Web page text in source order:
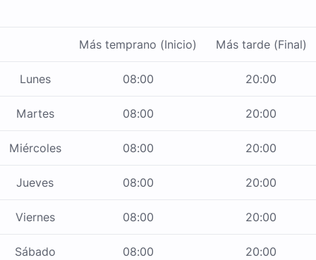
Más temprano (Inicio) Más tarde (Final)
Lunes 08:00 20:00
Martes 08:00 20:00
Miércoles 08:00 20:00
Jueves 08:00 20:00
Viernes 08:00 20:00
Sábado 08:00 20:00